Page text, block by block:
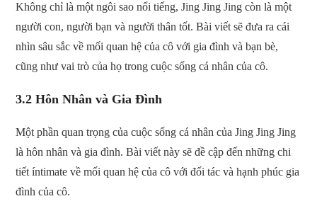
Không chỉ là một ngôi sao nổi tiếng, Jing Jing Jing còn là một
người con, người bạn và người thân tốt. Bài viết sẽ đưa ra cái
nhìn sâu sắc về mối quan hệ của cô với gia đình và bạn bè,
cũng như vai trò của họ trong cuộc sống cá nhân của cô.
3.2 Hôn Nhân và Gia Đình
Một phần quan trọng của cuộc sống cá nhân của Jing Jing Jing
là hôn nhân và gia đình. Bài viết này sẽ đề cập đến những chi
tiết íntimate về mối quan hệ của cô với đối tác và hạnh phúc gia
đình của cô.